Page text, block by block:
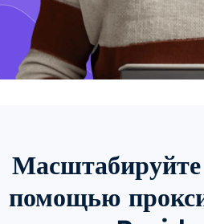
Масштабируйте
помощью